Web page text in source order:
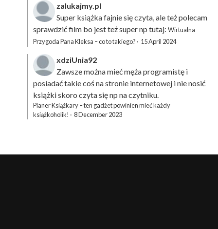
zalukajmy.pl
Super książka fajnie się czyta, ale też polecam
sprawdzić film bo jest też super np tutaj: Wirtualna
Przygoda Pana Kleksa – co to takiego? · 15 April 2024
xdziUnia92
Zawsze można mieć męża programistę i
posiadać takie coś na stronie internetowej i nie nosić
książki skoro czyta się np na czytniku.
Planer Książkary – ten gadżet powinien mieć każdy
książkoholik! · 8 December 2023